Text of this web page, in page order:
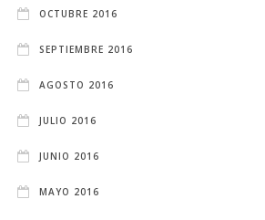
OCTUBRE 2016
SEPTIEMBRE 2016
AGOSTO 2016
JULIO 2016
JUNIO 2016
MAYO 2016